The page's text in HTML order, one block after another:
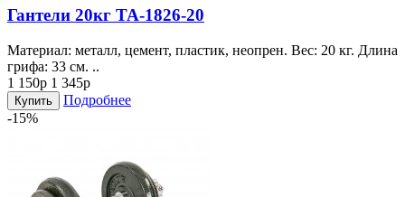
Гантели 20кг TA-1826-20
Материал: металл, цемент, пластик, неопрен. Вес: 20 кг. Длина
грифа: 33 см. ..
1 150р 1 345р
Купить
Подробнее
-15%